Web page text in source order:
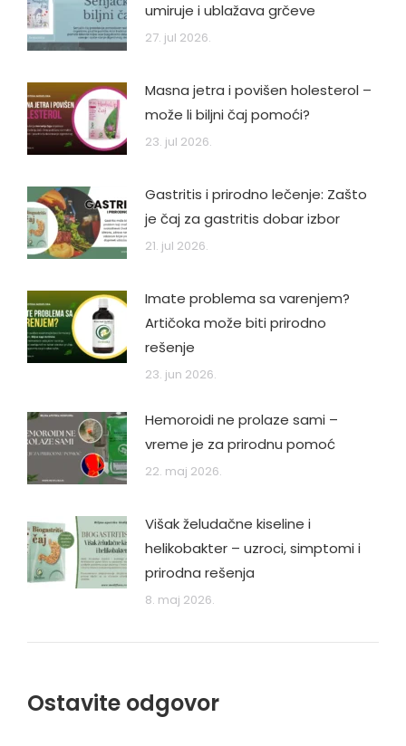
umiruje i ublažava grčeve
27. jul 2026.
Masna jetra i povišen holesterol –
može li biljni čaj pomoći?
23. jul 2026.
Gastritis i prirodno lečenje: Zašto
je čaj za gastritis dobar izbor
21. jul 2026.
Imate problema sa varenjem?
Artičoka može biti prirodno
rešenje
23. jun 2026.
Hemoroidi ne prolaze sami –
vreme je za prirodnu pomoć
22. maj 2026.
Višak želudačne kiseline i
helikobakter – uzroci, simptomi i
prirodna rešenja
8. maj 2026.
Ostavite odgovor